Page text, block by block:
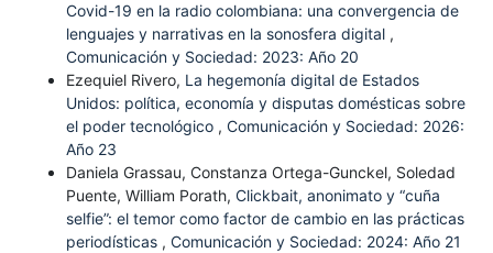
Covid-19 en la radio colombiana: una convergencia de
lenguajes y narrativas en la sonosfera digital ,
Comunicación y Sociedad: 2023: Año 20
Ezequiel Rivero, La hegemonía digital de Estados
Unidos: política, economía y disputas domésticas sobre
el poder tecnológico , Comunicación y Sociedad: 2026:
Año 23
Daniela Grassau, Constanza Ortega-Gunckel, Soledad
Puente, William Porath, Clickbait, anonimato y “cuña
selfie”: el temor como factor de cambio en las prácticas
periodísticas , Comunicación y Sociedad: 2024: Año 21